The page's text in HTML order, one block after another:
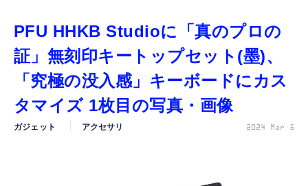
ガジェット
PFU HHKB Studioに「真のプロの
証」無刻印キートップセット(墨)、
「究極の没入感」キーボードにカス
タマイズ 1枚目の写真・画像
ガジェット アクセサリ 2024 Mar 5